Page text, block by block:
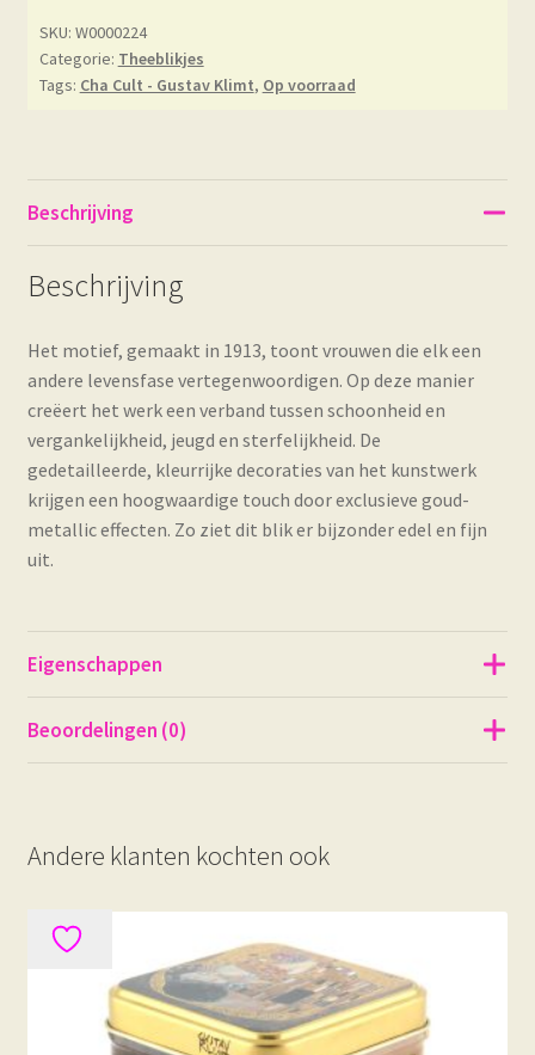
SKU: W0000224
Categorie: Theeblikjes
Tags: Cha Cult - Gustav Klimt, Op voorraad
Beschrijving
Beschrijving
Het motief, gemaakt in 1913, toont vrouwen die elk een
andere levensfase vertegenwoordigen. Op deze manier
creëert het werk een verband tussen schoonheid en
vergankelijkheid, jeugd en sterfelijkheid. De
gedetailleerde, kleurrijke decoraties van het kunstwerk
krijgen een hoogwaardige touch door exclusieve goud-
metallic effecten. Zo ziet dit blik er bijzonder edel en fijn
uit.
Eigenschappen
Beoordelingen (0)
Andere klanten kochten ook